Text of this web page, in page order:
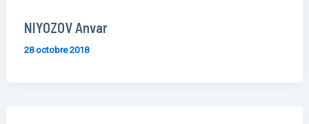
NIYOZOV Anvar
28 octobre 2018